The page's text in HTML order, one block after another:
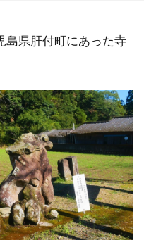
島県肝付町にあった寺